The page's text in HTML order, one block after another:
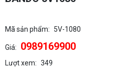
Mã sản phẩm: 5V-1080
Giá: 0989169900
Lượt xem: 349